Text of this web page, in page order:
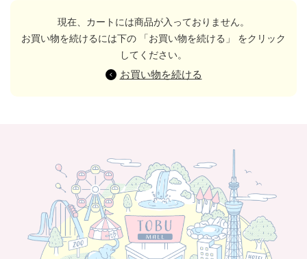
現在、カートには商品が入っておりません。
お買い物を続けるには下の 「お買い物を続ける」 をクリック
してください。
お買い物を続ける